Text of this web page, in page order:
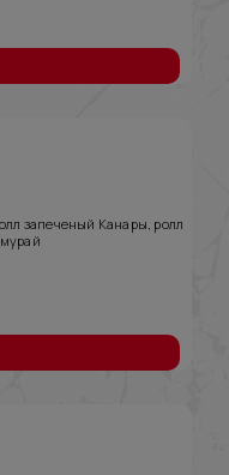
запеченый Канары, ролл